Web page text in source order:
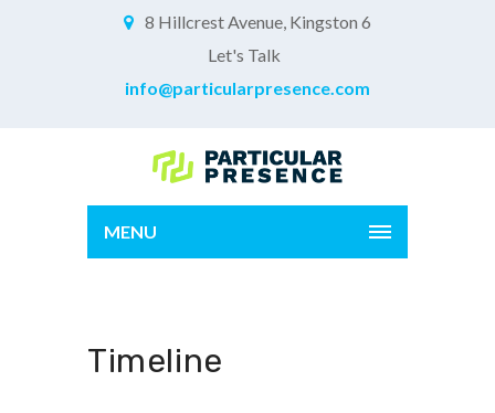
8 Hillcrest Avenue, Kingston 6
Let's Talk
info@particularpresence.com
MENU
Timeline